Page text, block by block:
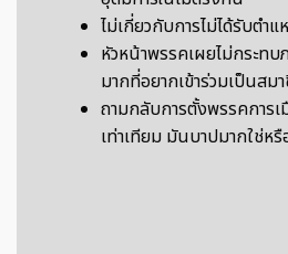
ไม่เกี่ยวกับการไม่ได้รับตำ
หัวหน้าพรรคเผยไม่กระท
มากที่อยากเข้าร่วมเป็นสม
ถามกลับการตั้งพรรคการ
เท่าเทียม มันบาปมากใช่หรื